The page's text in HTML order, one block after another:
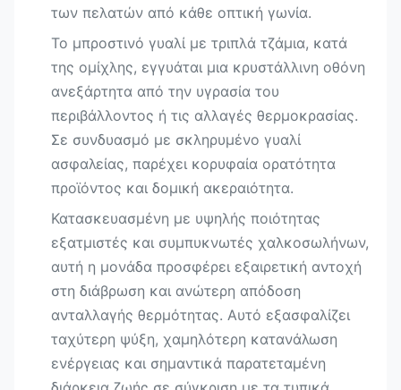
των πελατών από κάθε οπτική γωνία.
Το μπροστινό γυαλί με τριπλά τζάμια, κατά
της ομίχλης, εγγυάται μια κρυστάλλινη οθόνη
ανεξάρτητα από την υγρασία του
περιβάλλοντος ή τις αλλαγές θερμοκρασίας.
Σε συνδυασμό με σκληρυμένο γυαλί
ασφαλείας, παρέχει κορυφαία ορατότητα
προϊόντος και δομική ακεραιότητα.
Κατασκευασμένη με υψηλής ποιότητας
εξατμιστές και συμπυκνωτές χαλκοσωλήνων,
αυτή η μονάδα προσφέρει εξαιρετική αντοχή
στη διάβρωση και ανώτερη απόδοση
ανταλλαγής θερμότητας. Αυτό εξασφαλίζει
ταχύτερη ψύξη, χαμηλότερη κατανάλωση
ενέργειας και σημαντικά παρατεταμένη